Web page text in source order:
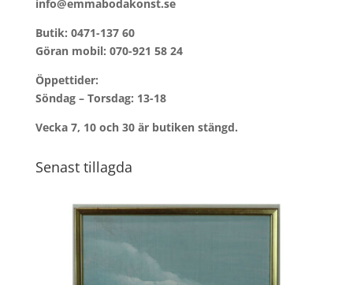
info@emmabodakonst.se
Butik: 0471-137 60
Göran mobil: 070-921 58 24
Öppettider:
Söndag – Torsdag: 13-18
Vecka 7, 10 och 30 är butiken stängd.
Senast tillagda